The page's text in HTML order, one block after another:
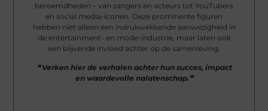
beroemdheden – van zangers en acteurs tot YouTubers
en social media-iconen. Deze prominente figuren
hebben niet alleen een indrukwekkende aanwezigheid in
de entertainment- en mode-industrie, maar laten ook
een blijvende invloed achter op de samenleving.
❝ Verken hier de verhalen achter hun succes, impact
en waardevolle nalatenschap.❞